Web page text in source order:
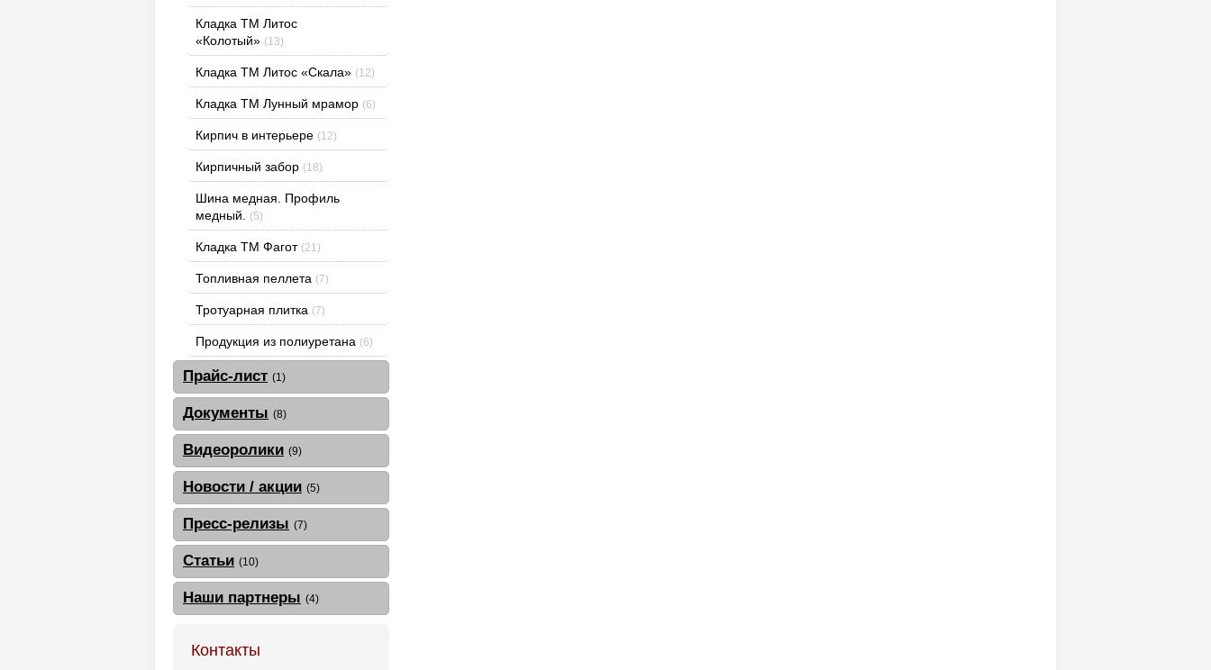
Кладка ТМ Литос
«Колотый» (13)
Кладка ТМ Литос «Скала» (12)
Кладка ТМ Лунный мрамор (6)
Кирпич в интерьере (12)
Кирпичный забор (18)
Шина медная. Профиль
медный.
(5)
Кладка ТМ Фагот (21)
Топливная пеллета (7)
Тротуарная плитка (7)
Продукция из полиуретана (6)
Прайс-лист (1)
Документы (8)
Видеоролики (9)
Новости / акции (5)
Пресс-релизы (7)
Статьи (10)
Наши партнеры (4)
Контакты